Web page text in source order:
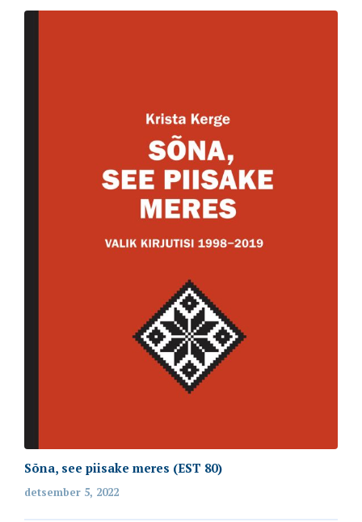
Sõna, see piisake meres (EST 80)
detsember 5, 2022